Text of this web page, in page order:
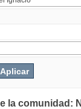
la comunidad: